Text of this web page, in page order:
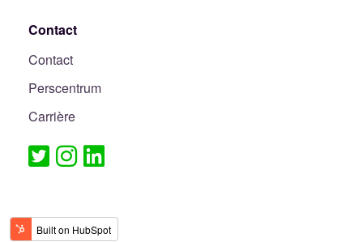
Contact
Contact
Perscentrum
Carrière